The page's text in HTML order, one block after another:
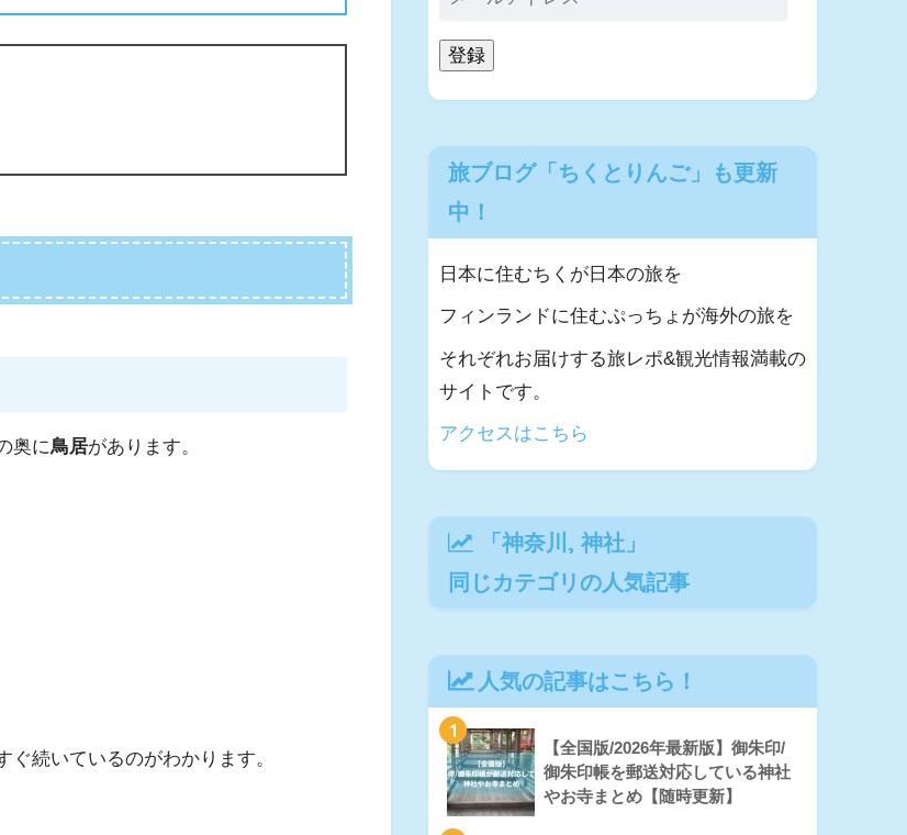
奥に鳥居があります。
続いているのがわかります。
登録
旅ブログ「ちくとりんご」も更新
中！
日本に住むちくが日本の旅を
フィンランドに住むぷっちょが海外の旅を
それぞれお届けする旅レポ&観光情報満載の
サイトです。
アクセスはこちら
「神奈川 , 神社 」
同じカテゴリの人気記事
人気の記事はこちら！
1
【全国版/2026年最新版】御朱印/
御朱印帳を郵送対応している神社
やお寺まとめ【随時更新】